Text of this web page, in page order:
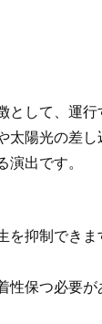
として、運
太陽光の差
出です。
抑制できま
性保つ必要